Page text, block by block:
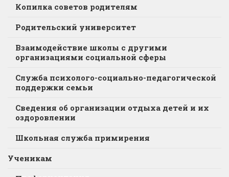
Копилка советов родителям
Родительский университет
Взаимодействие школы с другими
организациями социальной сферы
Служба психолого-социально-педагогической
поддержки семьи
Сведения об организации отдыха детей и их
оздоровлении
Школьная служба примирения
Ученикам